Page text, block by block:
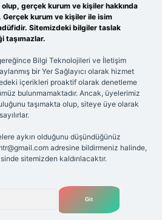
gerçek kurum ve kişiler hakkında
Gerçek kurum ve kişiler ile isim
Sitemizdeki bilgiler taslak
taşımazlar.
Bilgi Teknolojileri ve İletişim
bir Yer Sağlayıcı olarak hizmet
içerikleri proaktif olarak denetleme
bulunmamaktadır. Ancak, üyelerimiz
taşımakta olup, siteye üye olarak
aykırı olduğunu düşündüğünüz
adresine bildirmeniz halinde,
sitemizden kaldırılacaktır.